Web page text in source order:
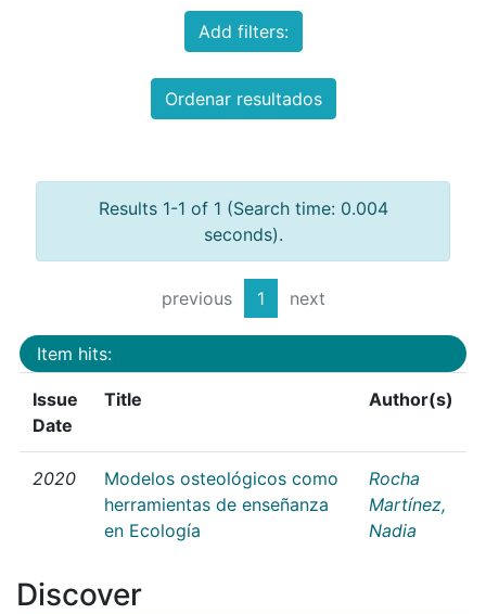
Add filters:
Ordenar resultados
Results 1-1 of 1 (Search time: 0.004
seconds).
previous 1 next
Item hits:
Issue
Date
Title Author(s)
2020
Modelos osteológicos como
herramientas de enseñanza
en Ecología
Rocha
Martínez,
Nadia
Discover